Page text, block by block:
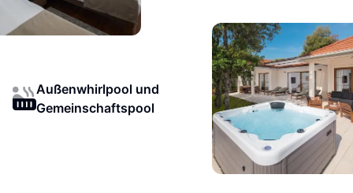
Außenwhirlpool und
Gemeinschaftspool